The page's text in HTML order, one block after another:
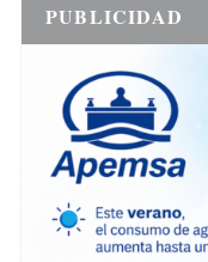
PUBLICIDAD